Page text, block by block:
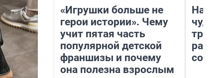
«Игрушки больше не
герои истории». Чему
учит пятая часть
популярной детской
франшизы и почему
она полезна взрослым